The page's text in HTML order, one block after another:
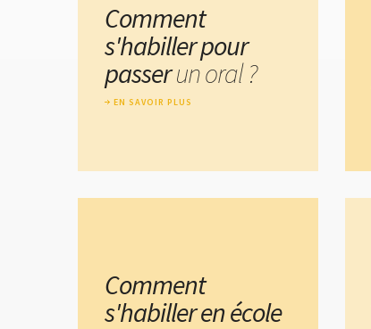
Comment
s'habiller pour
passerun oral ?
EN SAVOIR PLUS
Comment
s'habiller en école